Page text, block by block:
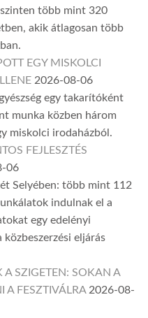
több mint 320
akik átlagosan több
EGY MISKOLCI
2026-08-06
egy takarítóként
munka közben három
miskolci irodaházból.
FEJLESZTÉS
06
Selyében: több mint 112
indulnak el a
egy edelényi
eljárás
A SZIGETEN: SOKAN A
A FESZTIVÁLRA 2026-08-